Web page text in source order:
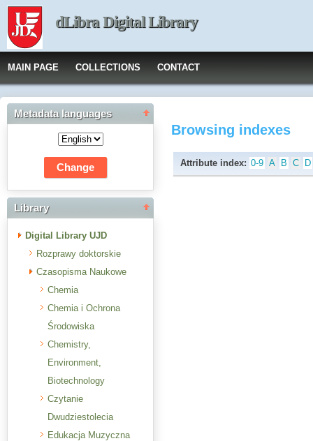
dLibra Digital Library
MAIN PAGE COLLECTIONS CONTACT
Metadata languages
Library
Digital Library UJD
Rozprawy doktorskie
Czasopisma Naukowe
Chemia
Chemia i Ochrona
Środowiska
Chemistry,
Environment,
Biotechnology
Czytanie
Dwudziestolecia
Edukacja Muzyczna
Browsing indexes
Attribute index: 0-9 A B C D